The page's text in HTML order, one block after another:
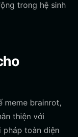
trong hệ sinh
meme brainrot,
thiện với
pháp toàn diện